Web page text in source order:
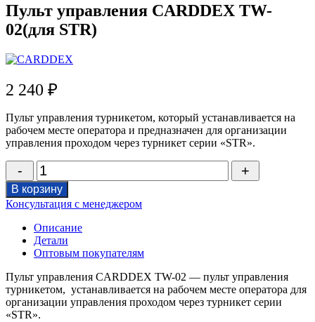
Пульт управления CARDDEX TW-
02(для STR)
2 240 ₽
Пульт управления турникетом, который устанавливается на
рабочем месте оператора и предназначен для организации
управления проходом через турникет серии «STR».
Количество
товара
Пульт
управления
TW-
02(для
STR)
В корзину
Консультация с менеджером
Описание
Детали
Оптовым покупателям
Пульт управления CARDDEX TW-02 — пульт управления
турникетом, устанавливается на рабочем месте оператора для
организации управления проходом через турникет серии
«STR».